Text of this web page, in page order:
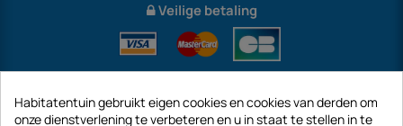
Veilige betaling
Habitatentuin gebruikt eigen cookies en cookies van derden om
onze dienstverlening te verbeteren en u in staat te stellen in te